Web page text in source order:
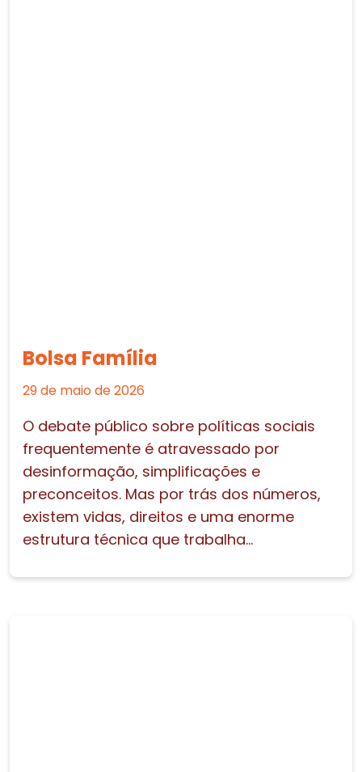
Bolsa Família
29 de maio de 2026
O debate público sobre políticas sociais
frequentemente é atravessado por
desinformação, simplificações e
preconceitos. Mas por trás dos números,
existem vidas, direitos e uma enorme
estrutura técnica que trabalha...